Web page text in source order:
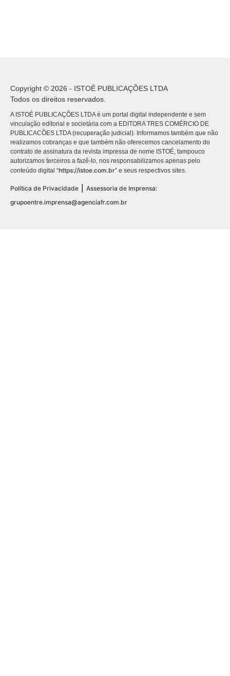
Copyright © 2026 - ISTOÉ PUBLICAÇÕES LTDA
Todos os direitos reservados.
A ISTOÉ PUBLICAÇÕES LTDA é um portal digital independente e sem
vinculação editorial e societária com a EDITORA TRES COMÉRCIO DE
PUBLICACÕES LTDA (recuperação judicial). Informamos também que não
realizamos cobranças e que também não oferecemos cancelamento do
contrato de assinatura da revista impressa de nome ISTOÉ, tampouco
autorizamos terceiros a fazê-lo, nos responsabilizamos apenas pelo
conteúdo digital “https://istoe.com.br” e seus respectivos sites.
Política de Privacidade
Assessoria de Imprensa:
grupoentre.imprensa@agenciafr.com.br